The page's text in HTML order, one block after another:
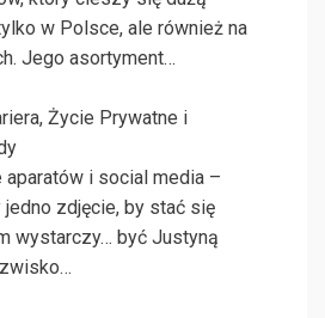
w Polsce, ale również na
Jego asortyment…
Życie Prywatne i
i social media –
zdjęcie, by stać się
wystarczy… być Justyną